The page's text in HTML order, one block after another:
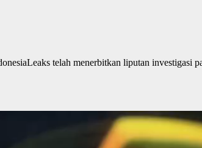
telah menerbitkan liputan investigasi